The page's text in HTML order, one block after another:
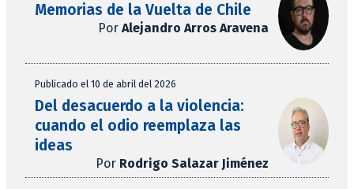
Memorias de la Vuelta de Chile
Por Alejandro Arros Aravena
Publicado el 10 de abril del 2026
Del desacuerdo a la violencia:
cuando el odio reemplaza las
ideas
Por Rodrigo Salazar Jiménez